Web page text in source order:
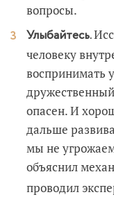
вопросы.
Улыбайтесь.
человеку
воспринимать
дружественный
опасен. И
дальше
мы не
объяснил
проводил